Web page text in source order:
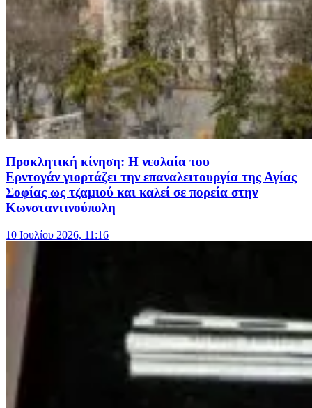
Προκλητική κίνηση: Η νεολαία του
Ερντογάν γιορτάζει την επαναλειτουργία της Αγίας
Σοφίας ως τζαμιού και καλεί σε πορεία στην
Κωνσταντινούπολη
10 Ιουλίου 2026, 11:16